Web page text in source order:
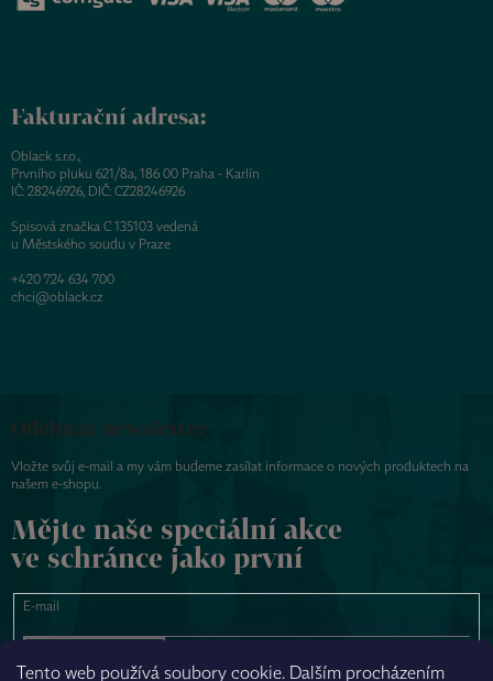
Tento web používá soubory cookie. Dalším procházením
Fakturační adresa:
Oblack s.r.o.,
Prvního pluku 621/8a, 186 00 Praha - Karlín
IČ: 28246926, DIČ: CZ28246926
Spisová značka C 135103 vedená
u Městského soudu v Praze
+420 724 634 700
chci@oblack.cz
Odebírat newsletter
Vložte svůj e-mail a my vám budeme zasílat informace o nových produktech na
našem e-shopu.
Mějte naše speciální akce
ve schránce jako první
E-mail